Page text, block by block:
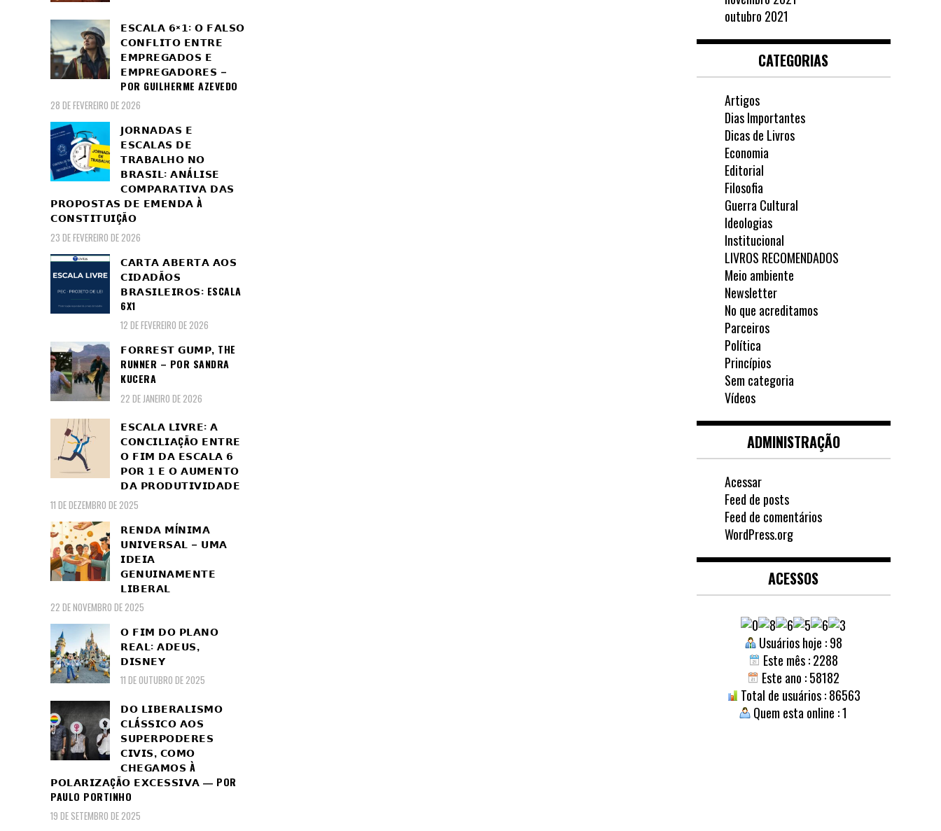
𝗘𝗦𝗖𝗔𝗟𝗔 𝟲×𝟭: 𝗢 𝗙𝗔𝗟𝗦𝗢
𝗖𝗢𝗡𝗙𝗟𝗜𝗧𝗢 𝗘𝗡𝗧𝗥𝗘
𝗘𝗠𝗣𝗥𝗘𝗚𝗔𝗗𝗢𝗦 𝗘
𝗘𝗠𝗣𝗥𝗘𝗚𝗔𝗗𝗢𝗥𝗘𝗦 –
POR GUILHERME AZEVEDO
28 DE FEVEREIRO DE 2026
𝗝𝗢𝗥𝗡𝗔𝗗𝗔𝗦 𝗘
𝗘𝗦𝗖𝗔𝗟𝗔𝗦 𝗗𝗘
𝗧𝗥𝗔𝗕𝗔𝗟𝗛𝗢 𝗡𝗢
𝗕𝗥𝗔𝗦𝗜𝗟: 𝗔𝗡Á𝗟𝗜𝗦𝗘
𝗖𝗢𝗠𝗣𝗔𝗥𝗔𝗧𝗜𝗩𝗔 𝗗𝗔𝗦
𝗣𝗥𝗢𝗣𝗢𝗦𝗧𝗔𝗦 𝗗𝗘 𝗘𝗠𝗘𝗡𝗗𝗔 À
𝗖𝗢𝗡𝗦𝗧𝗜𝗧𝗨𝗜ÇÃ𝗢
23 DE FEVEREIRO DE 2026
𝗖𝗔𝗥𝗧𝗔 𝗔𝗕𝗘𝗥𝗧𝗔 𝗔𝗢𝗦
𝗖𝗜𝗗𝗔𝗗Ã𝗢𝗦
𝗕𝗥𝗔𝗦𝗜𝗟𝗘𝗜𝗥𝗢𝗦: ESCALA
6X1
12 DE FEVEREIRO DE 2026
𝗙𝗢𝗥𝗥𝗘𝗦𝗧 𝗚𝗨𝗠𝗣, THE
RUNNER – POR SANDRA
KUCERA
22 DE JANEIRO DE 2026
𝗘𝗦𝗖𝗔𝗟𝗔 𝗟𝗜𝗩𝗥𝗘: 𝗔
𝗖𝗢𝗡𝗖𝗜𝗟𝗜𝗔ÇÃ𝗢 𝗘𝗡𝗧𝗥𝗘
𝗢 𝗙𝗜𝗠 𝗗𝗔 𝗘𝗦𝗖𝗔𝗟𝗔 𝟲
𝗣𝗢𝗥 𝟭 𝗘 𝗢 𝗔𝗨𝗠𝗘𝗡𝗧𝗢
𝗗𝗔 𝗣𝗥𝗢𝗗𝗨𝗧𝗜𝗩𝗜𝗗𝗔𝗗𝗘
11 DE DEZEMBRO DE 2025
𝗥𝗘𝗡𝗗𝗔 𝗠Í𝗡𝗜𝗠𝗔
𝗨𝗡𝗜𝗩𝗘𝗥𝗦𝗔𝗟 – 𝗨𝗠𝗔
𝗜𝗗𝗘𝗜𝗔
𝗚𝗘𝗡𝗨𝗜𝗡𝗔𝗠𝗘𝗡𝗧𝗘
𝗟𝗜𝗕𝗘𝗥𝗔𝗟
22 DE NOVEMBRO DE 2025
𝗢 𝗙𝗜𝗠 𝗗𝗢 𝗣𝗟𝗔𝗡𝗢
𝗥𝗘𝗔𝗟: 𝗔𝗗𝗘𝗨𝗦,
𝗗𝗜𝗦𝗡𝗘𝗬
11 DE OUTUBRO DE 2025
𝗗𝗢 𝗟𝗜𝗕𝗘𝗥𝗔𝗟𝗜𝗦𝗠𝗢
𝗖𝗟Á𝗦𝗦𝗜𝗖𝗢 𝗔𝗢𝗦
𝗦𝗨𝗣𝗘𝗥𝗣𝗢𝗗𝗘𝗥𝗘𝗦
𝗖𝗜𝗩𝗜𝗦, 𝗖𝗢𝗠𝗢
𝗖𝗛𝗘𝗚𝗔𝗠𝗢𝗦 À
𝗣𝗢𝗟𝗔𝗥𝗜𝗭𝗔ÇÃ𝗢 𝗘𝗫𝗖𝗘𝗦𝗦𝗜𝗩𝗔 ― POR
PAULO PORTINHO
19 DE SETEMBRO DE 2025
outubro 2021
CATEGORIAS
Artigos
Dias Importantes
Dicas de Livros
Economia
Editorial
Filosofia
Guerra Cultural
Ideologias
Institucional
LIVROS RECOMENDADOS
Meio ambiente
Newsletter
No que acreditamos
Parceiros
Política
Princípios
Sem categoria
Vídeos
ADMINISTRAÇÃO
Acessar
Feed de posts
Feed de comentários
WordPress.org
ACESSOS
Usuários hoje : 98
Este mês : 2288
Este ano : 58182
Total de usuários : 86563
Quem esta online : 1